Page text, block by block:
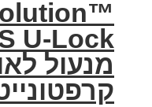
U-Lock
מנעול